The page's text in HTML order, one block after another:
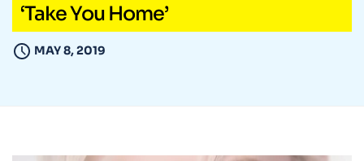
‘Take You Home’
MAY 8, 2019